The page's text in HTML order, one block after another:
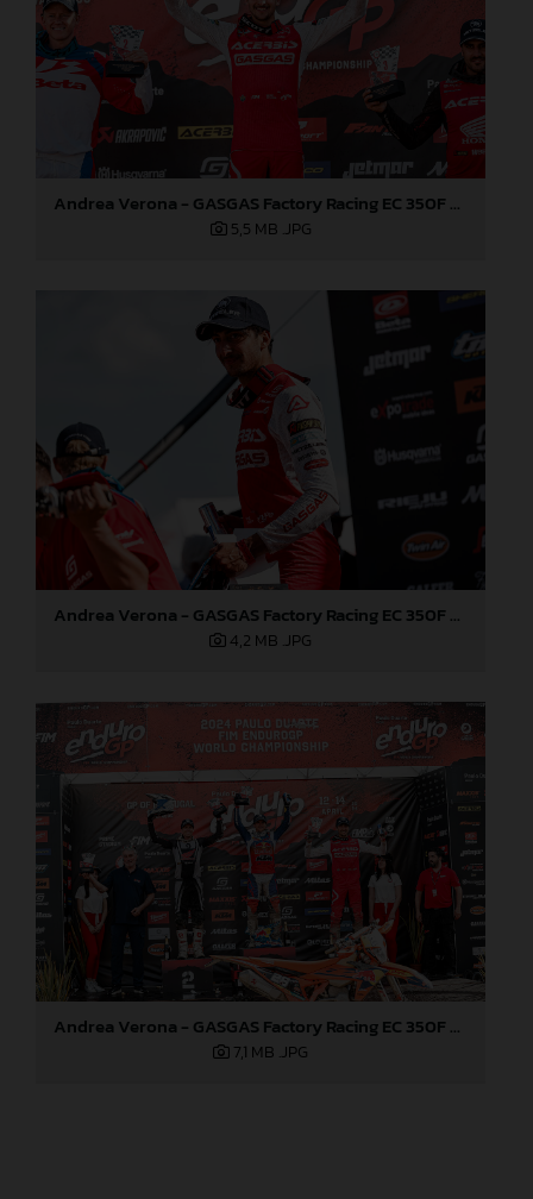
Andrea Verona - GASGAS Factory Racing EC 350F - EnduroGP of Portugal
5,5 MB .JPG
Andrea Verona - GASGAS Factory Racing EC 350F - EnduroGP of Portugal
4,2 MB .JPG
Andrea Verona - GASGAS Factory Racing EC 350F - EnduroGP of Portugal
7,1 MB .JPG